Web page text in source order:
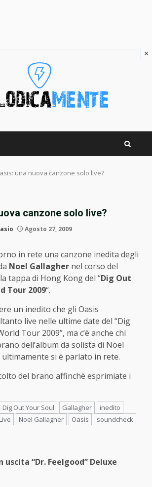
una nuova canzone solo live?
canzone solo live?
Agosto 27, 2009
in rete una canzone inedita degli
Noel Gallagher nel corso del
tappa di Hong Kong del “Dig Out
Tour 2009“.
un inedito che gli Oasis
live nelle ultime date del “Dig
Tour 2009”, ma c’è anche chi
dell’album da solista di Noel
ultimamente si è parlato in rete.
del brano affinchè esprimiate i
Dig Out Your Soul Gallagher
inedito
Live Noel Gallagher Oasis
soundcheck
uscita “Dr. Feelgood” Deluxe
×